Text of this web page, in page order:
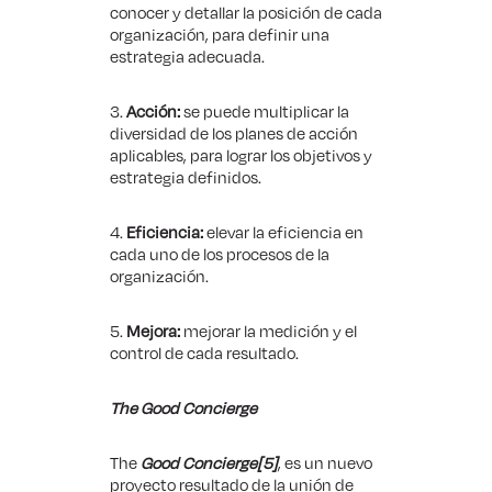
conocer y detallar la posición de cada
organización, para definir una
estrategia adecuada.
3.Acción:se puede multiplicar la
diversidad de los planes de acción
aplicables, para lograr los objetivos y
estrategia definidos.
4.Eficiencia:elevar la eficiencia en
cada uno de los procesos de la
organización.
5.Mejora:mejorar la medición y el
control de cada resultado.
TheGood Concierge
TheGood Concierge[5], es un nuevo
proyecto resultado de la unión de